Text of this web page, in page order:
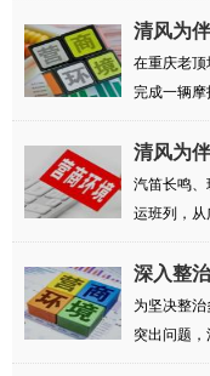
清风为
在重庆老
完成一辆
清风为
汽笛长鸣
运班列，
深入整
为坚决整
突出问题